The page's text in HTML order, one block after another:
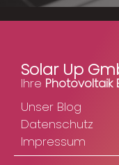
Solar Up
Ihre Photovoltaik
Unser Blog
Datenschutz
Impressum